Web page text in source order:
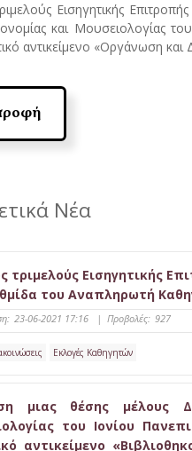
Εισηγητικής
και Μουσειολογίας
αντικείμενο «Οργάνωση
Νέα
τριμελούς Εισηγητικής
του Αναπληρωτή
23-06-2021 17:16 | Προβολές: 927
Εκλογές Καθηγητών
μιας θέσης μέλους
του Ιονίου
αντικείμενο